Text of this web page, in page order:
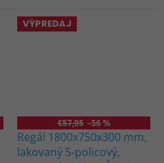
VÝPREDAJ
€57,95 –56 %
Regál 1800x750x300 mm,
lakovaný 5-policový,